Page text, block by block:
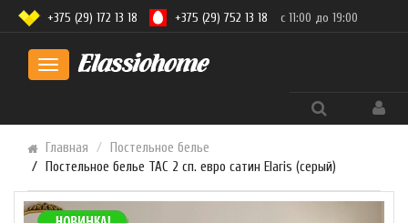
Toggle
+375 (29) 172 13 18 +375 (29) 752 13 18 с 11:00 до 19:00
Главная
Постельное белье
Постельное белье TAC 2 сп. евро сатин Elaris (серый)